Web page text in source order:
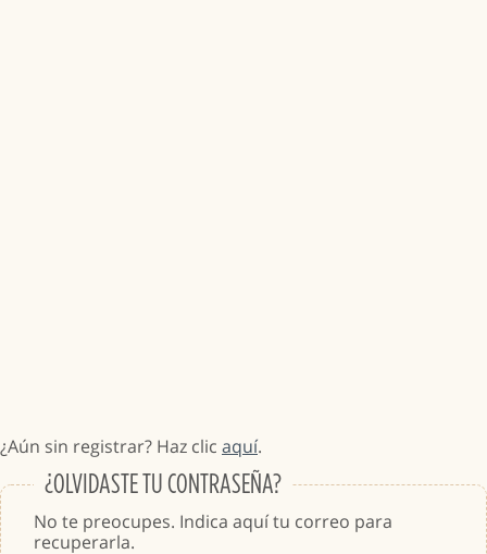
¿Aún sin registrar? Haz clic aquí.
¿OLVIDASTE TU CONTRASEÑA?
No te preocupes. Indica aquí tu correo para
recuperarla.